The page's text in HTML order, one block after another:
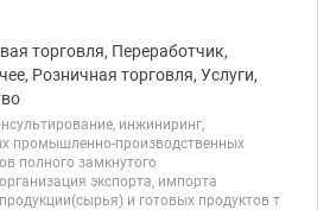
торговля, Переработчик,
Розничная торговля, Услуги,
инжиниринг,
промышленно-производственных
полного замкнутого
экспорта, импорта
и готовых продуктов т